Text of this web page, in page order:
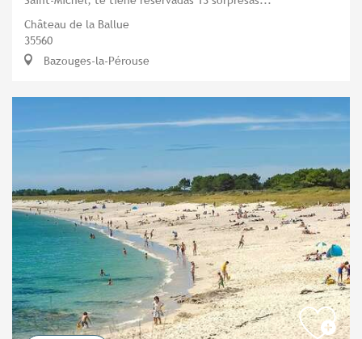
Château de la Ballue
35560
Bazouges-la-Pérouse